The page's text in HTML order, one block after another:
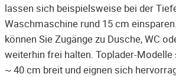
lassen sich beispielsweise bei der
Waschmaschine rund 15 cm
können Sie Zugänge zu Dusche, WC
weiterhin frei halten. Toplader-Modelle
~ 40 cm breit und eignen sich